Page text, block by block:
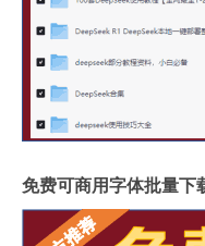
免费可商用字体批量下